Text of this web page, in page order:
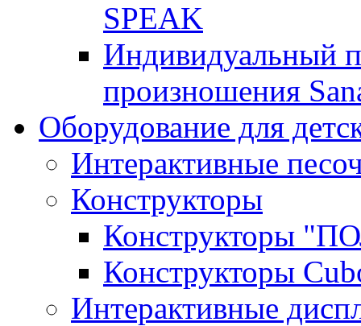
SPEAK
Индивидуальный
произношения
Оборудование для
Интерактивные
Конструкторы
Конструкторы
Конструкторы
Интерактивные